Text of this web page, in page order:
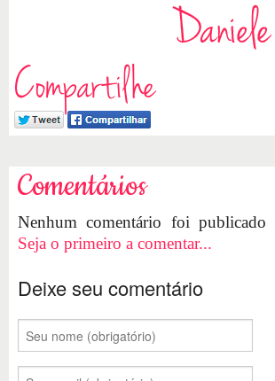
Compartilhe
Comentários
Nenhum comentário foi publicado
Seja o primeiro a comentar...
Deixe seu comentário